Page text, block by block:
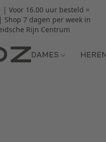
| Voor 16.00 uur besteld =
7 dagen per week in
Rijn Centrum
DAMES